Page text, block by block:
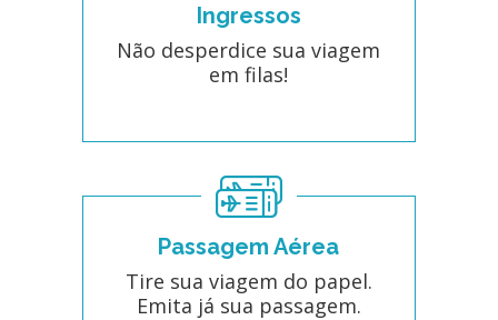
Ingressos
Não desperdice sua viagem
em filas!
Passagem Aérea
Tire sua viagem do papel.
Emita já sua passagem.